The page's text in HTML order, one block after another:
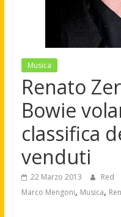
Musica
Renato
Bowie
classifica
venduti
22 Marzo 2013 Red
Marco Mengoni, Musica,